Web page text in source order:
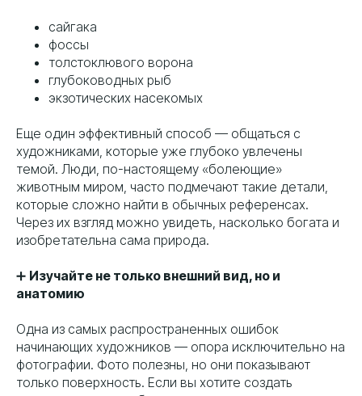
сайгака
фоссы
толстоклювого ворона
глубоководных рыб
экзотических насекомых
Еще один эффективный способ — общаться с
художниками, которые уже глубоко увлечены
темой. Люди, по-настоящему «болеющие»
животным миром, часто подмечают такие детали,
которые сложно найти в обычных референсах.
Через их взгляд можно увидеть, насколько богата и
изобретательна сама природа.
➕ Изучайте не только внешний вид, но и
анатомию
Одна из самых распространенных ошибок
начинающих художников — опора исключительно на
фотографии. Фото полезны, но они показывают
только поверхность. Если вы хотите создать